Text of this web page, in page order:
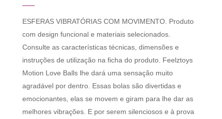
ESFERAS VIBRATÓRIAS COM MOVIMENTO. Produto
com design funcional e materiais selecionados.
Consulte as características técnicas, dimensões e
instruções de utilização na ficha do produto. Feelztoys
Motion Love Balls lhe dará uma sensação muito
agradável por dentro. Essas bolas são divertidas e
emocionantes, elas se movem e giram para lhe dar as
melhores vibrações. E por serem silenciosos e à prova